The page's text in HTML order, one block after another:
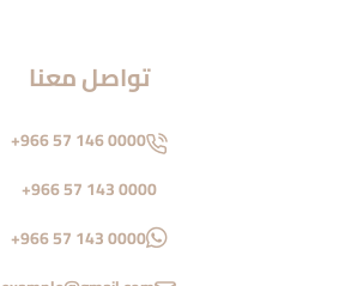
تواصل معنا
+966 57 146 0000
+966 57 143 0000
+966 57 143 0000